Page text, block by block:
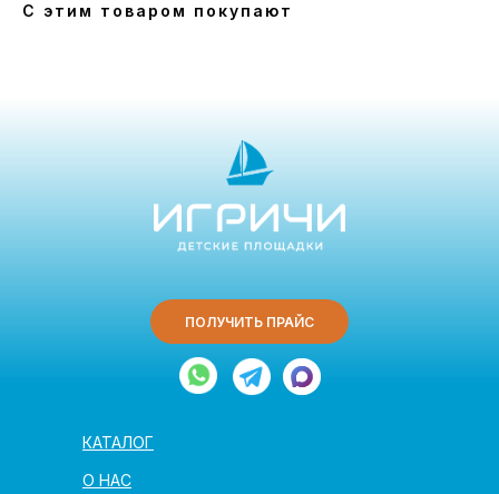
С этим товаром покупают
О НАС
КАТАЛОГ
ПОЛУЧИТЬ ПРАЙС